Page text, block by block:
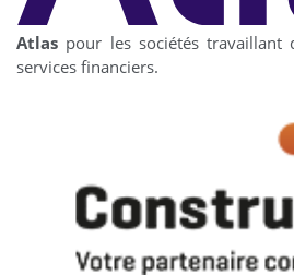
Atlas pour les sociétés travaillant
services financiers.